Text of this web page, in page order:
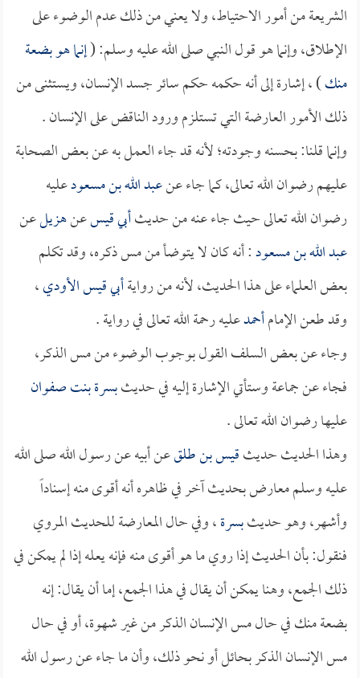
الشريعة من أمور الاحتياط، ولا يعني من ذلك عدم الوضوء على
الإطلاق، وإنما هو قول النبي صلى الله عليه وسلم: (إنما هو بضعة
منك) ، إشارة إلى أنه حكمه حكم سائر جسد الإنسان، ويستثنى من
ذلك الأمور العارضة التي تستلزم ورود الناقض على الإنسان .
وإنما قلنا: بحسنه وجودته؛ لأنه قد جاء العمل به عن بعض الصحابة
عليهم رضوان الله تعالى، كما جاء عنعبد الله بن مسعودعليه
رضوان الله تعالى حيث جاء عنه من حديثأبي قيسعنهزيلعن
عبد الله بن مسعود: أنه كان لا يتوضأ من مس ذكره، وقد تكلم
بعض العلماء على هذا الحديث، لأنه من روايةأبي قيس الأودي،
وقد طعن الإمامأحمدعليه رحمة الله تعالى في رواية .
وجاء عن بعض السلف القول بوجوب الوضوء من مس الذكر،
فجاء عن جماعة وستأتي الإشارة إليه في حديثبسرة بنت صفوان
عليها رضوان الله تعالى .
وهذا الحديث حديثقيس بن طلقعن أبيه عن رسول الله صلى الله
عليه وسلم معارض بحديث آخر في ظاهره أنه أقوى منه إسناداً
وأشهر، وهو حديثبسرة، وفي حال المعارضة للحديث المروي
فنقول: بأن الحديث إذا روي ما هو أقوى منه فإنه يعله إذا لم يمكن في
ذلك الجمع، وهنا يمكن أن يقال في هذا الجمع، إما أن يقال: إنه
بضعة منك في حال مس الإنسان الذكر من غير شهوة، أو في حال
مس الإنسان الذكر بحائل أو نحو ذلك، وأن ما جاء عن رسول الله